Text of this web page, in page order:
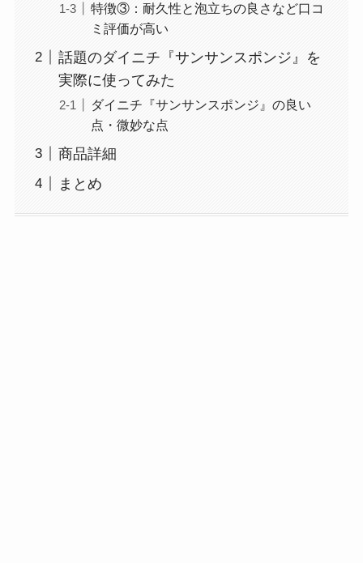
特徴③：耐久性と泡立ちの良さなど口コ
ミ評価が高い
話題のダイニチ『サンサンスポンジ』を
実際に使ってみた
ダイニチ『サンサンスポンジ』の良い
点・微妙な点
商品詳細
まとめ